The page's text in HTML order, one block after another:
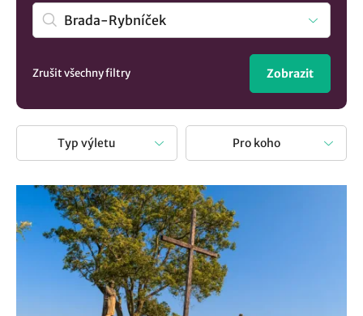
Nebuďte jako pecky a neseďte doma. Venku je krásně a
není nad to prožít den na výletě. Při každé takové cestě
nejenže obohatíte své obzory, ale prožijete čas se svýmí
blízkými. Ať už se rozhodnete pro objevování přírodních
skvostů nebo historických pamětihodností, výlet vám
vždy přinese bohatství v podobě nových zážitků.
Zrušit všechny filtry Zobrazit
Typ výletu Pro koho